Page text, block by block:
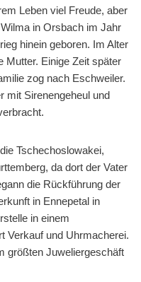
Leben viel Freude, aber
in Orsbach im Jahr
hinein geboren. Im Alter
Mutter. Einige Zeit später
zog nach Eschweiler.
mit Sirenengeheul und
Tschechoslowakei,
da dort der Vater
die Rückführung der
in Ennepetal in
in einem
Verkauf und Uhrmacherei.
größten Juweliergeschäft